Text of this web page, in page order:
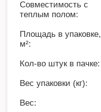
Совместимость с
теплым полом:
Площадь в упаковке,
м²:
Кол-во штук в пачке:
Вес упаковки (кг):
Вес: